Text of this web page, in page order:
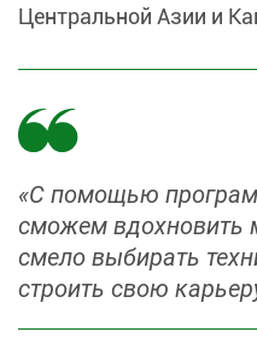
Центральной Азии и
«С помощью
сможем вдохновить
смело выбирать
строить свою